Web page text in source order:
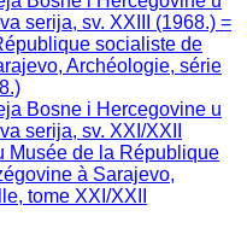
serija, sv. XXIII (1968.) =
socialiste de
Archéologie, série
Bosne i Hercegovine u
serija, sv. XXI/XXII
Musée de la République
à Sarajevo,
tome XXI/XXII